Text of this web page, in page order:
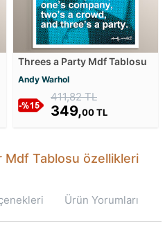
Threes a Party Mdf Tablosu
Andy Warhol
411,82 TL
349,00 TL
Mdf Tablosu özellikleri
Ürün Yorumları